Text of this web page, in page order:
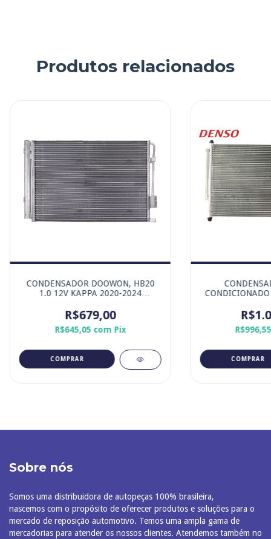
Produtos relacionados
CONDENSADOR DOOWON, HB20
1.0 12V KAPPA 2020-2024
2024 MOTOR ASPIRADO.
R$679,00
R$645,05 com Pix
Sobre nós
Somos uma distribuidora de autopeças 100% brasileira,
nascemos com o propósito de oferecer produtos e soluções para o
mercado de reposição automotivo. Temos uma ampla gama de
mercadorias para atender os nossos clientes. Atendemos também no